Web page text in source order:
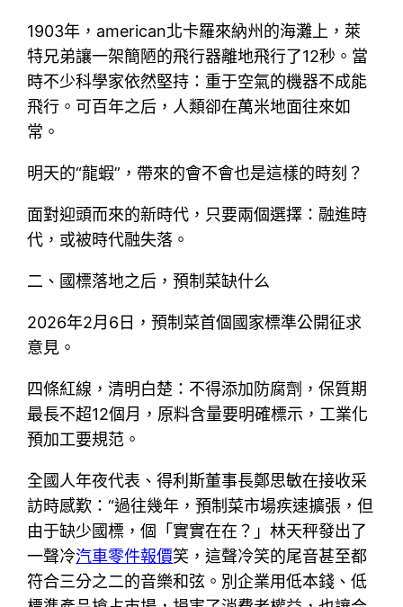
1903年，american北卡羅來納州的海灘上，萊
特兄弟讓一架簡陋的飛行器離地飛行了12秒。當
時不少科學家依然堅持：重于空氣的機器不成能
飛行。可百年之后，人類卻在萬米地面往來如
常。
明天的“龍蝦”，帶來的會不會也是這樣的時刻？
面對迎頭而來的新時代，只要兩個選擇：融進時
代，或被時代融失落。
二、國標落地之后，預制菜缺什么
2026年2月6日，預制菜首個國家標準公開征求
意見。
四條紅線，清明白楚：不得添加防腐劑，保質期
最長不超12個月，原料含量要明確標示，工業化
預加工要規范。
全國人年夜代表、得利斯董事長鄭思敏在接收采
訪時感歎：“過往幾年，預制菜市場疾速擴張，但
由于缺少國標，個「實實在在？」林天秤發出了
一聲冷汽車零件報價笑，這聲冷笑的尾音甚至都
符合三分之二的音樂和弦。別企業用低本錢、低